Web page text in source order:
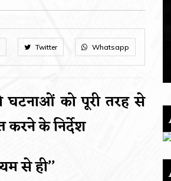
Twitter Whatsapp
घटनाओं को पूरी तरह से
करने के निर्देश
से ही’’